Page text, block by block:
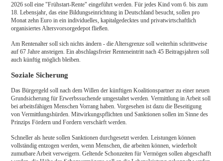
2026 soll eine "Frühstart-Rente" eingeführt werden. Für jedes Kind vom 6. bis zum
18. Lebensjahr, das eine Bildungseinrichtung in Deutschland besucht, sollen pro
Monat zehn Euro in ein individuelles, kapitalgedecktes und privatwirtschaftlich
organisiertes Altersvorsorgedepot fließen.
Am Rentenalter soll sich nichts ändern - die Altersgrenze soll weiterhin schrittweise
auf 67 Jahre ansteigen. Ein abschlagsfreier Renteneintritt nach 45 Beitragsjahren soll
auch künftig möglich bleiben.
Soziale Sicherung
Das Bürgergeld soll nach dem Willen der künftigen Koalitionspartner zu einer neuen
Grundsicherung für Erwerbssuchende umgestaltet werden. Vermittlung in Arbeit soll
bei arbeitsfähigen Menschen Vorrang haben. Vorgesehen ist dazu die Beseitigung
von Vermittlungshürden. Mitwirkungspflichten und Sanktionen sollen im Sinne des
Prinzips Fördern und Fordern verschärft werden.
Schneller als heute sollen Sanktionen durchgesetzt werden. Leistungen können
vollständig entzogen werden, wenn Menschen, die arbeiten können, wiederholt
zumutbare Arbeit verweigern. Geltende Schonzeiten für Vermögen sollen abgeschafft